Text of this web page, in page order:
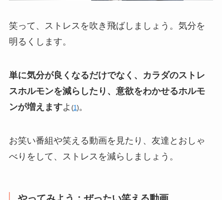
笑って、ストレスを吹き飛ばしましょう。気分を
明るくします。
単に気分が良くなるだけでなく、カラダのストレ
スホルモンを減らしたり、意欲をわかせるホルモ
ンが増えますよ (1)。
お笑い番組や笑える動画を見たり、友達とおしゃ
べりをして、ストレスを減らしましょう。